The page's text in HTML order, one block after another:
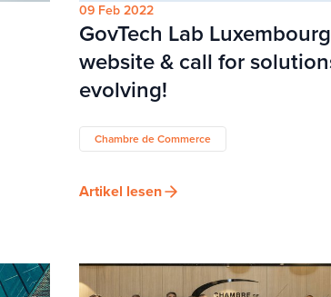
09 Feb 2022
GovTech Lab
website & call for
evolving!
Chambre de Commerce
Artikel lesen